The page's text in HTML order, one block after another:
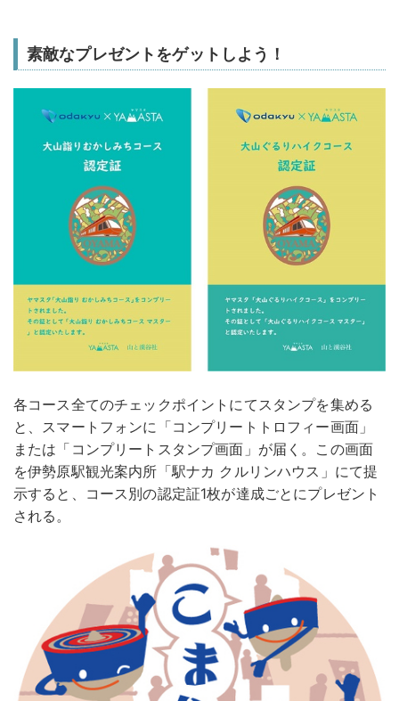
素敵なプレゼントをゲットしよう！
各コース全てのチェックポイントにてスタンプを集める
と、スマートフォンに「コンプリートトロフィー画面」
または「コンプリートスタンプ画面」が届く。この画面
を伊勢原駅観光案内所「駅ナカ クルリンハウス」にて提
示すると、コース別の認定証1枚が達成ごとにプレゼント
される。